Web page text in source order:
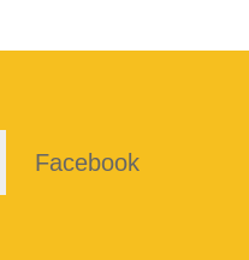
Facebook